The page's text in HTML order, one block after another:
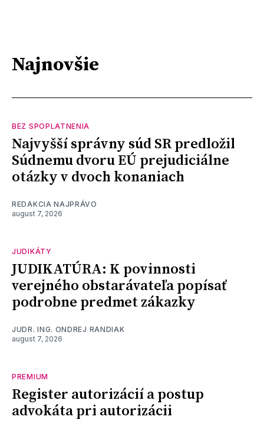
Najnovšie
BEZ SPOPLATNENIA
Najvyšší správny súd SR predložil
Súdnemu dvoru EÚ prejudiciálne
otázky v dvoch konaniach
REDAKCIA NAJPRÁVO
august 7, 2026
JUDIKÁTY
JUDIKATÚRA: K povinnosti
verejného obstarávateľa popísať
podrobne predmet zákazky
JUDR. ING. ONDREJ RANDIAK
august 7, 2026
PREMIUM
Register autorizácií a postup
advokáta pri autorizácii